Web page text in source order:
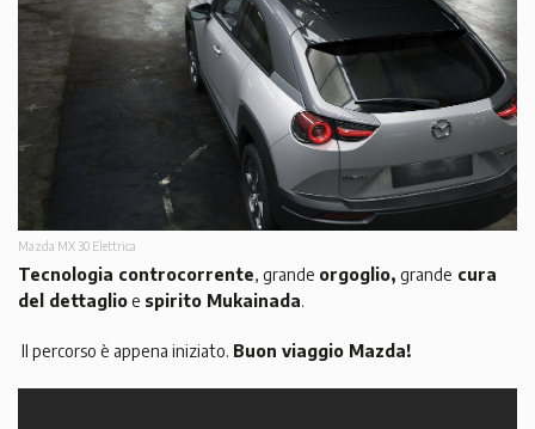
Mazda MX 30 Elettrica
Tecnologia controcorrente, grande orgoglio, grande cura
del dettaglioe spirito Mukainada.
Il percorso è appena iniziato. Buon viaggio Mazda!